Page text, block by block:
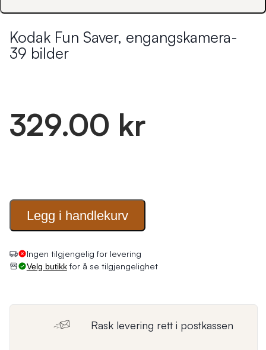
Kodak Fun Saver, engangskamera-
39 bilder
329.00 kr
Legg i handlekurv
Ingen tilgjengelig for levering
Velg butikkfor å se tilgjengelighet
Rask levering rett i postkassen